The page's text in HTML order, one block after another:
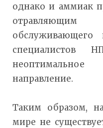
однако и аммиак
обслуживающего
специалистов
неоптимальное
направление.
Таким образом,
мире не